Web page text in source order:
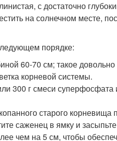
с достаточно
на солнечном месте,
порядке:
60-70 см; такое
корневой системы.
300 г смеси
старого корневища
саженец в ямку и
чем на 5 см, чтобы